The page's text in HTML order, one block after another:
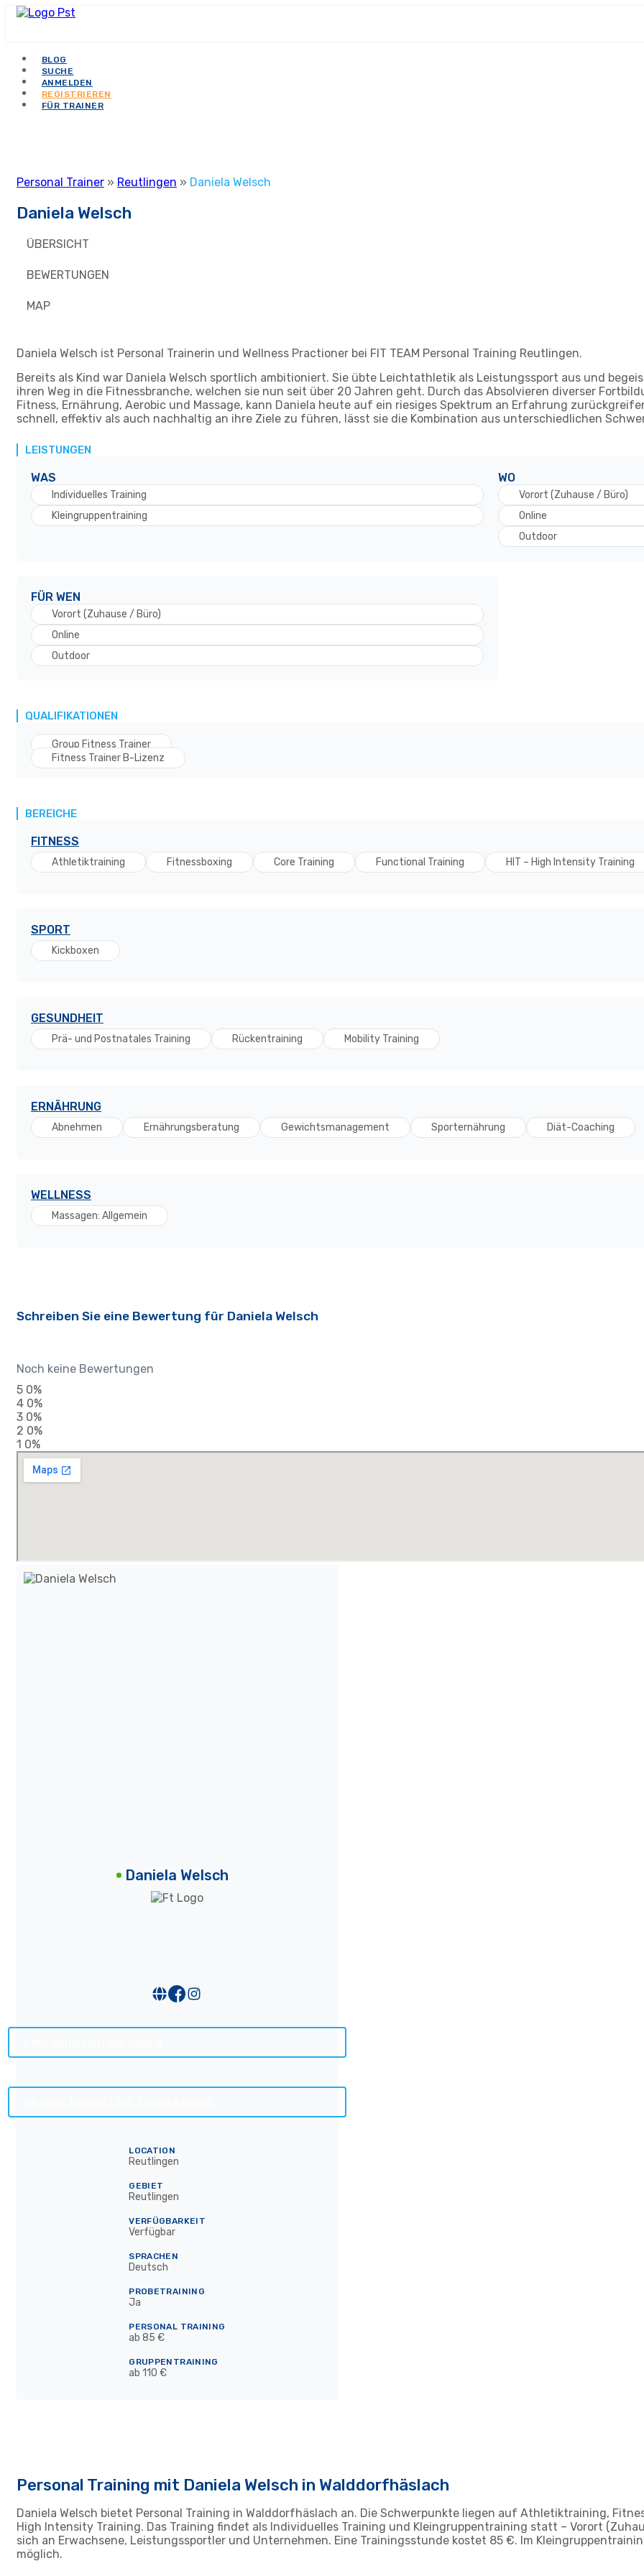
BLOG
SUCHE
ANMELDEN
REGISTRIEREN
FÜR TRAINER
Personal Trainer » Reutlingen » Daniela Welsch
Daniela Welsch
ÜBERSICHT
BEWERTUNGEN
MAP
Daniela Welsch ist Personal Trainerin und Wellness Practioner bei FIT TEAM Personal Training Reutlingen.
Bereits als Kind war Daniela Welsch sportlich ambitioniert. Sie übte Leichtathletik als Leistungssport aus und
ihren Weg in die Fitnessbranche, welchen sie nun seit über 20 Jahren geht. Durch das Absolvieren diverser
Fitness, Ernährung, Aerobic und Massage, kann Daniela heute auf ein riesiges Spektrum an Erfahrung
schnell, effektiv als auch nachhaltig an ihre Ziele zu führen, lässt sie die Kombination aus unterschiedlichen
LEISTUNGEN
WAS
Individuelles Training
Kleingruppentraining
WO
Vorort (Zuhause / Büro)
Online
Outdoor
FÜR WEN
Vorort (Zuhause / Büro)
Online
Outdoor
QUALIFIKATIONEN
Group Fitness Trainer
Fitness Trainer B-Lizenz
BEREICHE
FITNESS
Athletiktraining Fitnessboxing Core Training Functional Training HIT – High Intensity Training
SPORT
Kickboxen
GESUNDHEIT
Prä- und Postnatales Training Rückentraining Mobility Training
ERNÄHRUNG
Abnehmen Ernährungsberatung Gewichtsmanagement Sporternährung Diät-Coaching
WELLNESS
Massagen: Allgemein
Schreiben Sie eine Bewertung für Daniela Welsch
Noch keine Bewertungen
5 0%
4 0%
3 0%
2 0%
1 0%
Daniela Welsch
LOCATION
Reutlingen
GEBIET
Reutlingen
VERFÜGBARKEIT
Verfügbar
SPRACHEN
Deutsch
PROBETRAINING
Ja
PERSONAL TRAINING
ab 85 €
GRUPPENTRAINING
ab 110 €
Personal Training mit Daniela Welsch in Walddorfhäslach
Daniela Welsch bietet Personal Training in Walddorfhäslach an. Die Schwerpunkte liegen auf Athletiktraining,
High Intensity Training. Das Training findet als Individuelles Training und Kleingruppentraining statt – Vorort
sich an Erwachsene, Leistungssportler und Unternehmen. Eine Trainingsstunde kostet 85 €. Im
möglich.